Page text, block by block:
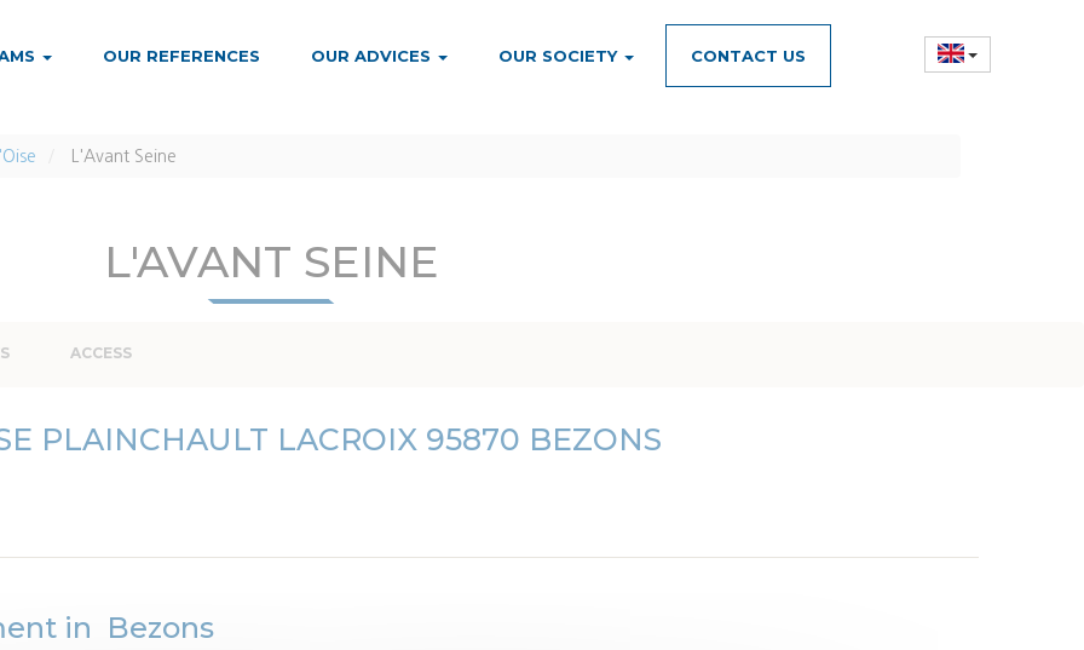
OUR REFERENCES OUR ADVICES OUR SOCIETY CONTACT US
L'Avant Seine
L'AVANT SEINE
ACCESS
PLAINCHAULT LACROIX 95870 BEZONS
in Bezons